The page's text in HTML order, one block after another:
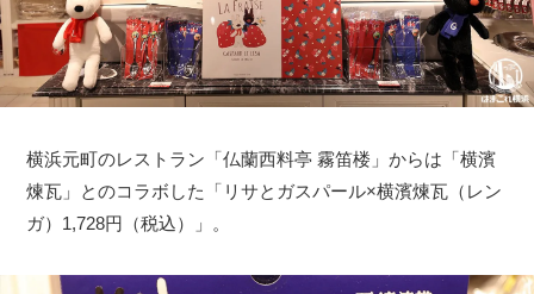
横浜元町のレストラン「仏蘭西料亭 霧笛楼」からは「横濱
煉瓦」とのコラボした「リサとガスパール×横濱煉瓦（レン
ガ）1,728円（税込）」。